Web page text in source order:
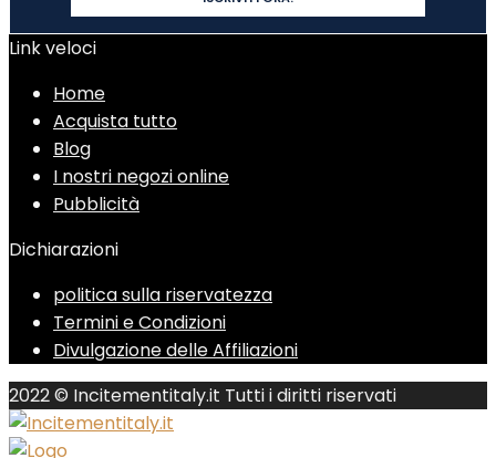
Link veloci
Home
Acquista tutto
Blog
I nostri negozi online
Pubblicità
Dichiarazioni
politica sulla riservatezza
Termini e Condizioni
Divulgazione delle Affiliazioni
2022 © Incitementitaly.it Tutti i diritti riservati